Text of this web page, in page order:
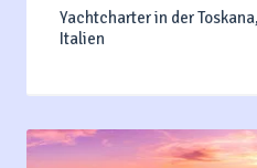
Yachtcharter in der
Italien